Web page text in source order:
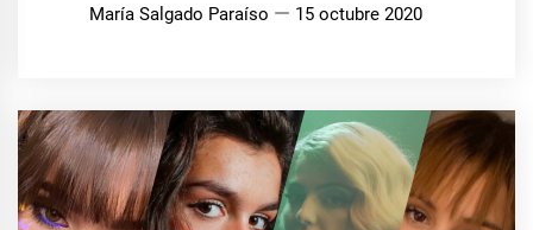
María Salgado Paraíso 15 octubre 2020